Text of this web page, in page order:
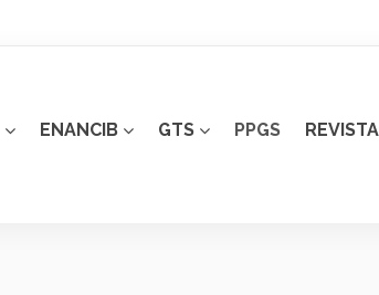
ENANCIB GTS PPGS REVISTA